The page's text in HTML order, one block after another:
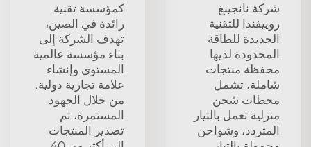
شركة نانجينغ
روييفندا للتقنية
الجديدة للطاقة
المحدودة لديها
محفظة منتجات
شاملة، تشمل
محطات شحن
منزلية تعمل بالتيار
المتردد، وشواحن
كمؤسسة تقنية
رائدة في الصين،
تهدف الشركة إلى
بناء مؤسسة عالمية
المستوى وإنشاء
علامة تجارية دولية.
من خلال الجهود
المستمرة، تم
تصدير المنتجات